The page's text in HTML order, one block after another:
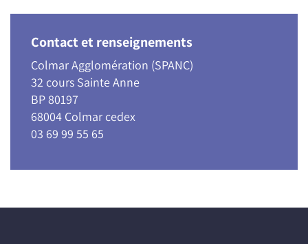
Contact et renseignements
Colmar Agglomération (SPANC)
32 cours Sainte Anne
BP 80197
68004 Colmar cedex
03 69 99 55 65